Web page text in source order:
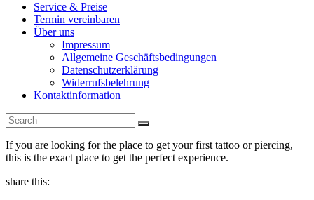
Service & Preise
Termin vereinbaren
Über uns
Impressum
Allgemeine Geschäftsbedingungen
Datenschutzerklärung
Widerrufsbelehrung
Kontaktinformation
If you are looking for the place to get your first tattoo or piercing,
this is the exact place to get the perfect experience.
share this: